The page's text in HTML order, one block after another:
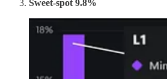
Sweet-spot 9.8%